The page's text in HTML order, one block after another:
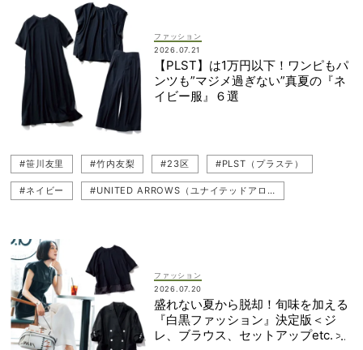
ファッション
2026.07.21
【PLST】は1万円以下！ワンピもパ
ンツも”マジメ過ぎない”真夏の『ネ
イビー服』６選
#笹川友里 #竹内友梨 #23区 #PLST（プラステ）
#ネイビー #UNITED ARROWS（ユナイテッドアローズ）
ファッション
2026.07.20
盛れない夏から脱却！旬味を加える
『白黒ファッション』決定版＜ジ
レ、ブラウス、セットアップetc.＞